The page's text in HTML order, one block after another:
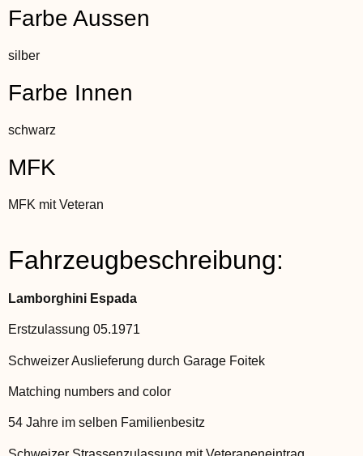
Farbe Aussen
silber
Farbe Innen
schwarz
MFK
MFK mit Veteran
Fahrzeugbeschreibung:
Lamborghini Espada
Erstzulassung 05.1971
Schweizer Auslieferung durch Garage Foitek
Matching numbers and color
54 Jahre im selben Familienbesitz